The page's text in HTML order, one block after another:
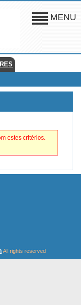
MENU
estes critérios.
All rights reserved